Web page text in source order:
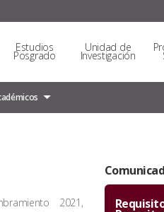
Estudios
Posgrado
Unidad de
Investigación
2021,